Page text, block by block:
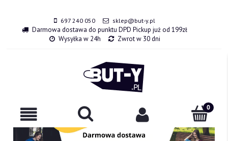
697 240 050 sklep@but-y.pl
Darmowa dostawa do punktu DPD Pickup już od 199zł
Wysyłka w 24h
Zwrot w 30 dni